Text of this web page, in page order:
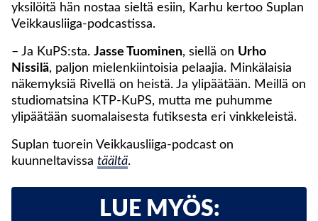
yksilöitä hän nostaa sieltä esiin, Karhu kertoo Suplan
Veikkausliiga-podcastissa.
– Ja KuPS:sta. Jasse Tuominen, siellä on Urho
Nissilä, paljon mielenkiintoisia pelaajia. Minkälaisia
näkemyksiä Rivellä on heistä. Ja ylipäätään. Meillä on
studiomatsina KTP-KuPS, mutta me puhumme
ylipäätään suomalaisesta futiksesta eri vinkkeleistä.
Suplan tuorein Veikkausliiga-podcast on
kuunneltavissa täältä.
LUE MYÖS: